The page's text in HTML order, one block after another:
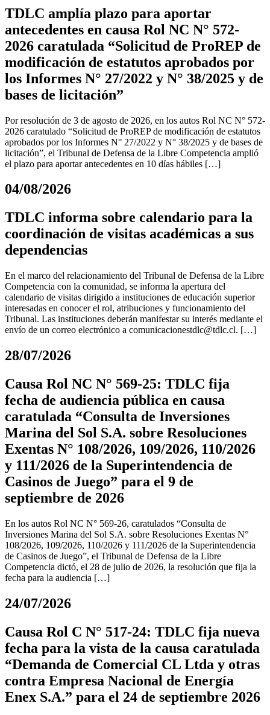
TDLC amplía plazo para aportar
antecedentes en causa Rol NC N° 572-
2026 caratulada “Solicitud de ProREP de
modificación de estatutos aprobados por
los Informes N° 27/2022 y N° 38/2025 y de
bases de licitación”
Por resolución de 3 de agosto de 2026, en los autos Rol NC N° 572-
2026 caratulado “Solicitud de ProREP de modificación de estatutos
aprobados por los Informes N° 27/2022 y N° 38/2025 y de bases de
licitación”, el Tribunal de Defensa de la Libre Competencia amplió
el plazo para aportar antecedentes en 10 días hábiles […]
04/08/2026
TDLC informa sobre calendario para la
coordinación de visitas académicas a sus
dependencias
En el marco del relacionamiento del Tribunal de Defensa de la Libre
Competencia con la comunidad, se informa la apertura del
calendario de visitas dirigido a instituciones de educación superior
interesadas en conocer el rol, atribuciones y funcionamiento del
Tribunal. Las instituciones deberán manifestar su interés mediante el
envío de un correo electrónico a comunicacionestdlc@tdlc.cl. […]
28/07/2026
Causa Rol NC N° 569-25: TDLC fija
fecha de audiencia pública en causa
caratulada “Consulta de Inversiones
Marina del Sol S.A. sobre Resoluciones
Exentas N° 108/2026, 109/2026, 110/2026
y 111/2026 de la Superintendencia de
Casinos de Juego” para el 9 de
septiembre de 2026
En los autos Rol NC N° 569-26, caratulados “Consulta de
Inversiones Marina del Sol S.A. sobre Resoluciones Exentas N°
108/2026, 109/2026, 110/2026 y 111/2026 de la Superintendencia
de Casinos de Juego”, el Tribunal de Defensa de la Libre
Competencia dictó, el 28 de julio de 2026, la resolución que fija la
fecha para la audiencia […]
24/07/2026
Causa Rol C N° 517-24: TDLC fija nueva
fecha para la vista de la causa caratulada
“Demanda de Comercial CL Ltda y otras
contra Empresa Nacional de Energía
Enex S.A.” para el 24 de septiembre 2026